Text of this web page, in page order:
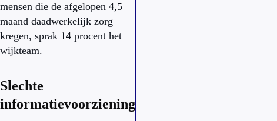
mensen die de afgelopen 4,5
maand daadwerkelijk zorg
kregen, sprak 14 procent het
wijkteam.
Slechte
informatievoorziening